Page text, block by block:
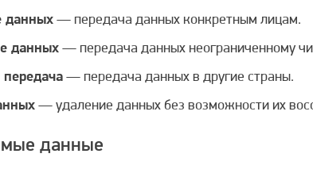
данных — передача данных конкретным лицам.
данных — передача данных неограниченному
передача — передача данных в другие страны.
— удаление данных без возможности их
данные